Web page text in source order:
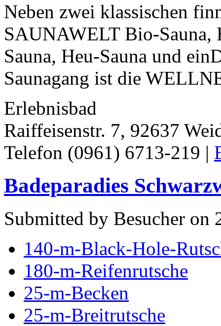
Neben zwei klassischen
SAUNAWELT Bio-Sauna,
Sauna, Heu-Sauna und
Saunagang ist die
Erlebnisbad
Raiffeisenstr. 7, 92637
Telefon (0961) 6713-219 |
Badeparadies
Submitted by Besucher on
140-m-Black-Hole-
180-m-Reifenrutsche
25-m-Becken
25-m-Breitrutsche